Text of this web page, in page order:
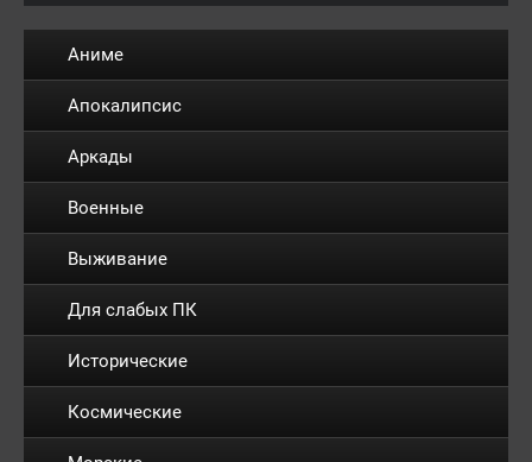
Аниме
Апокалипсис
Аркады
Военные
Выживание
Для слабых ПК
Исторические
Космические